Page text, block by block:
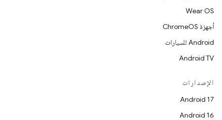
Wear OS
أجهزة ChromeOS
Android للسيارات
Android TV
الإصدارات
Android 17
Android 16